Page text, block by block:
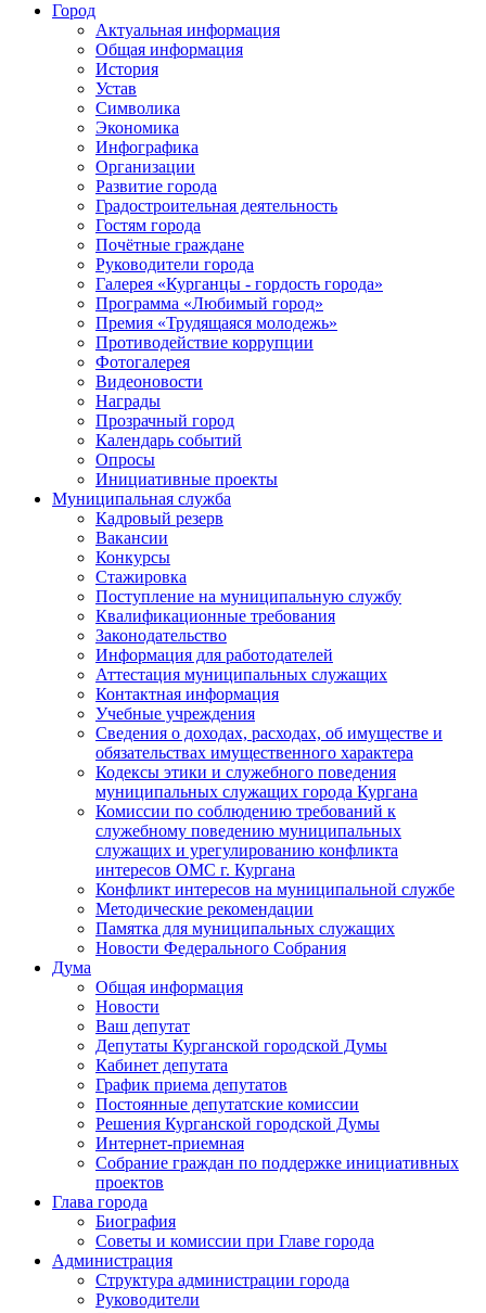
Город
Актуальная информация
Общая информация
История
Устав
Символика
Экономика
Инфографика
Организации
Развитие города
Градостроительная деятельность
Гостям города
Почётные граждане
Руководители города
Галерея «Курганцы - гордость города»
Программа «Любимый город»
Премия «Трудящаяся молодежь»
Противодействие коррупции
Фотогалерея
Видеоновости
Награды
Прозрачный город
Календарь событий
Опросы
Инициативные проекты
Муниципальная служба
Кадровый резерв
Вакансии
Конкурсы
Стажировка
Поступление на муниципальную службу
Квалификационные требования
Законодательство
Информация для работодателей
Аттестация муниципальных служащих
Контактная информация
Учебные учреждения
Сведения о доходах, расходах, об имуществе и
обязательствах имущественного характера
Кодексы этики и служебного поведения
муниципальных служащих города Кургана
Комиссии по соблюдению требований к
служебному поведению муниципальных
служащих и урегулированию конфликта
интересов ОМС г. Кургана
Конфликт интересов на муниципальной службе
Методические рекомендации
Памятка для муниципальных служащих
Новости Федерального Cобрания
Дума
Общая информация
Новости
Ваш депутат
Депутаты Курганской городской Думы
Кабинет депутата
График приема депутатов
Постоянные депутатские комиссии
Решения Курганской городской Думы
Интернет-приемная
Собрание граждан по поддержке инициативных
проектов
Глава города
Биография
Советы и комиссии при Главе города
Администрация
Структура администрации города
Руководители